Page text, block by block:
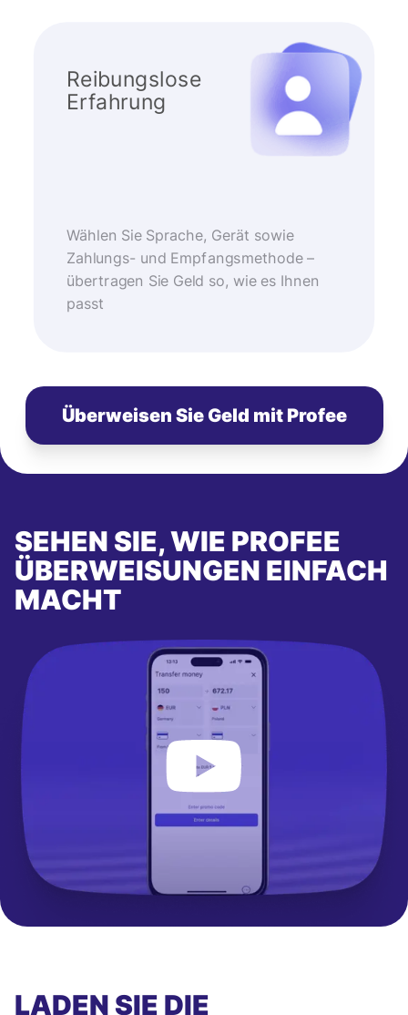
Reibungslose
Erfahrung
Wählen Sie Sprache, Gerät sowie
Zahlungs- und Empfangsmethode –
übertragen Sie Geld so, wie es Ihnen
passt
Überweisen Sie Geld mit Profee
SEHEN SIE, WIE PROFEE
ÜBERWEISUNGEN EINFACH
MACHT
LADEN SIE DIE